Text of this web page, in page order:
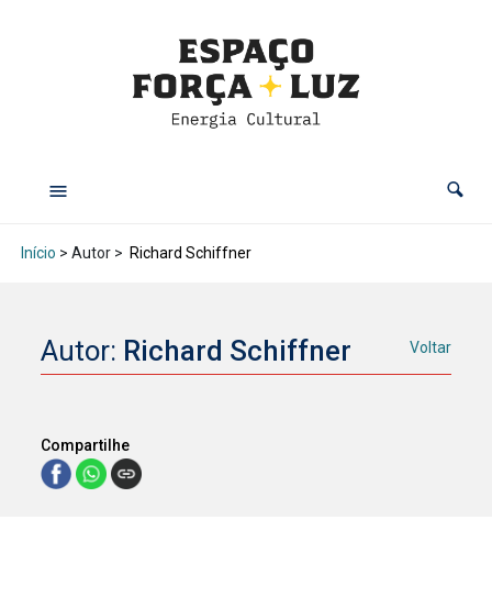
Início > Autor > Richard Schiffner
Autor: Richard Schiffner Voltar
Compartilhe